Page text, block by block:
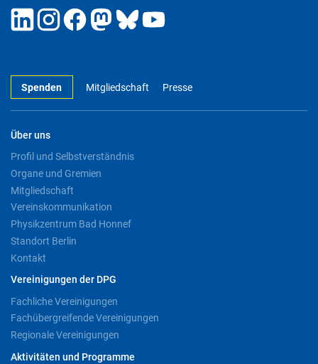
Spenden Mitgliedschaft Presse
Über uns
Profil und Selbstverständnis
Organe und Gremien
Mitgliedschaft
Vereinskommunikation
Physikzentrum Bad Honnef
Standort Berlin
Kontakt
Vereinigungen der DPG
Fachliche Vereinigungen
Fachübergreifende Vereinigungen
Regionale Vereinigungen
Aktivitäten und Programme